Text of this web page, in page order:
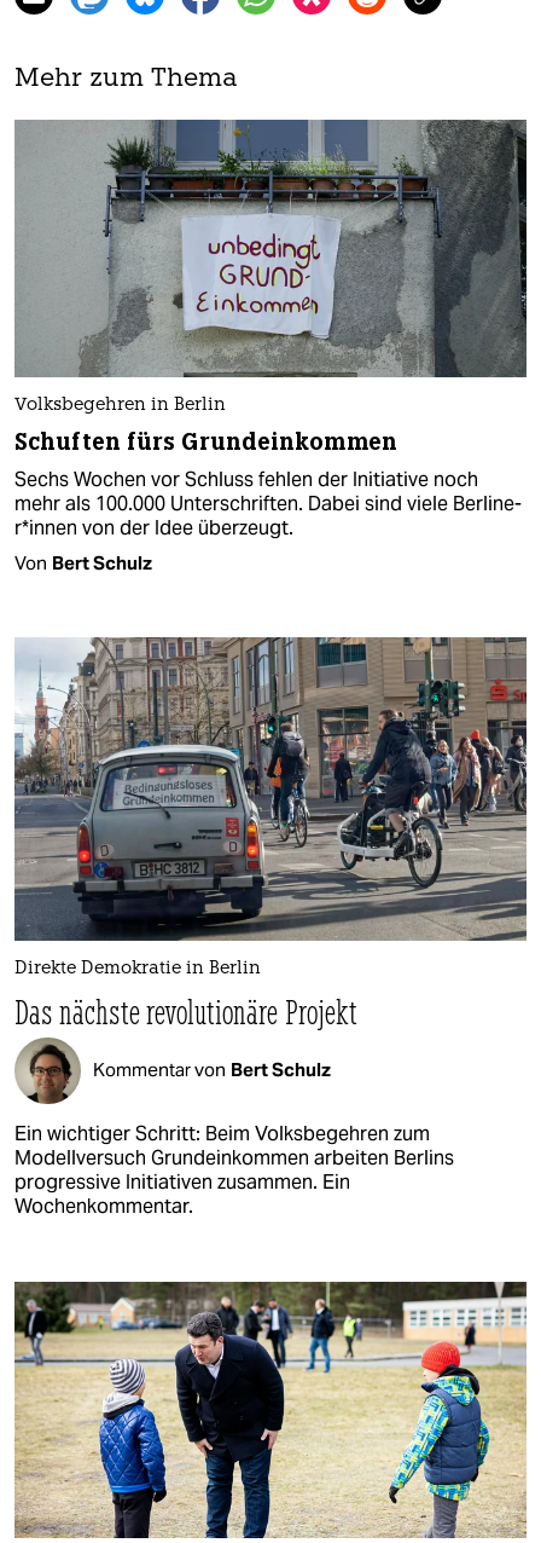
Mehr zum Thema
Volksbegehren in Berlin
Schuften fürs Grundeinkommen
Sechs Wochen vor Schluss fehlen der Initiative noch
mehr als 100.000 Unterschriften. Dabei sind viele Ber­li­ne­
r*in­nen von der Idee überzeugt.
Von Bert Schulz
Direkte Demokratie in Berlin
Das nächste revolutionäre Projekt
Kommentar von Bert Schulz
Ein wichtiger Schritt: Beim Volksbegehren zum
Modellversuch Grundeinkommen arbeiten Berlins
progressive Initiativen zusammen. Ein
Wochenkommentar.